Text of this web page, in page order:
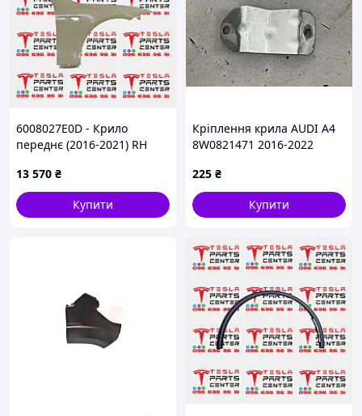
6008027E0D - Крило
переднє (2016-2021) RH
13 570 ₴
Купити
Кріплення крила AUDI A4
8W0821471 2016-2022
225 ₴
Купити